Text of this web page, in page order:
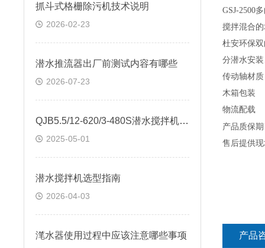
抓斗式格栅除污机技术说明
2026-02-23
潜水推流器出厂前测试内容有哪些
2026-07-23
QJB5.5/12-620/3-480S潜水搅拌机技术说明
2025-05-01
潜水搅拌机选型指南
2026-04-03
滗水器使用过程中应该注意哪些事项
GSJ-2500
搅拌混合
杜安环保
分潜水安
传动轴材
木箱包装
物流配载
产品质保期
售后提供
产品